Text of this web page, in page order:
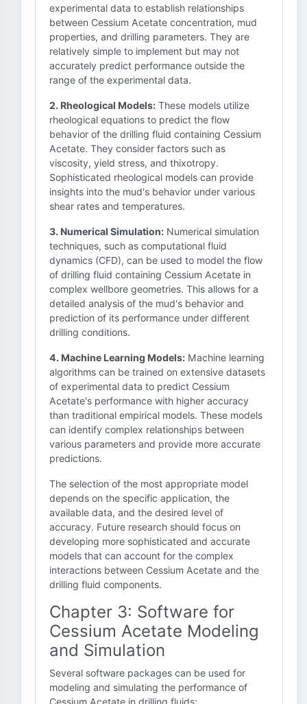
experimental data to establish relationships
between Cessium Acetate concentration, mud
properties, and drilling parameters. They are
relatively simple to implement but may not
accurately predict performance outside the
range of the experimental data.
2. Rheological Models: These models utilize
rheological equations to predict the flow
behavior of the drilling fluid containing Cessium
Acetate. They consider factors such as
viscosity, yield stress, and thixotropy.
Sophisticated rheological models can provide
insights into the mud's behavior under various
shear rates and temperatures.
3. Numerical Simulation: Numerical simulation
techniques, such as computational fluid
dynamics (CFD), can be used to model the flow
of drilling fluid containing Cessium Acetate in
complex wellbore geometries. This allows for a
detailed analysis of the mud's behavior and
prediction of its performance under different
drilling conditions.
4. Machine Learning Models: Machine learning
algorithms can be trained on extensive datasets
of experimental data to predict Cessium
Acetate's performance with higher accuracy
than traditional empirical models. These models
can identify complex relationships between
various parameters and provide more accurate
predictions.
The selection of the most appropriate model
depends on the specific application, the
available data, and the desired level of
accuracy. Future research should focus on
developing more sophisticated and accurate
models that can account for the complex
interactions between Cessium Acetate and the
drilling fluid components.
Chapter 3: Software for
Cessium Acetate Modeling
and Simulation
Several software packages can be used for
modeling and simulating the performance of
Cessium Acetate in drilling fluids: